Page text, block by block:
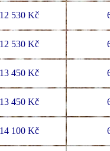
12 530 Kč
12 530 Kč
13 450 Kč
13 450 Kč
14 100 Kč